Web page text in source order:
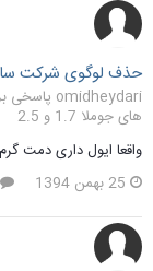
حذف لوگوی شرکت
omidheydari پاسخی برای omidheydari در یک موضوع ارسال کرد در
های جوملا 1.7 و 2.5
واقعا ایول داری دمت
25 بهمن 1394